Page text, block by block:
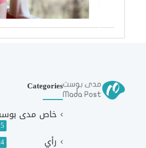
Categories
خاص مدى
رأي